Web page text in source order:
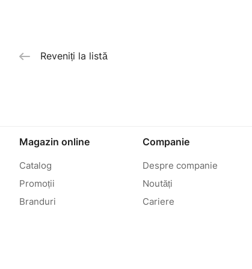
Reveniți la listă
Magazin online
Catalog
Promoții
Branduri
Companie
Despre companie
Noutăți
Cariere